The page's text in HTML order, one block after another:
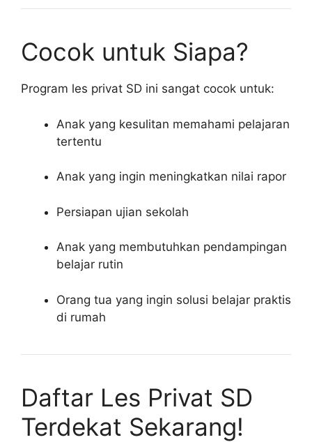
Cocok untuk Siapa?
Program les privat SD ini sangat cocok untuk:
Anak yang kesulitan memahami pelajaran
tertentu
Anak yang ingin meningkatkan nilai rapor
Persiapan ujian sekolah
Anak yang membutuhkan pendampingan
belajar rutin
Orang tua yang ingin solusi belajar praktis
di rumah
Daftar Les Privat SD
Terdekat Sekarang!